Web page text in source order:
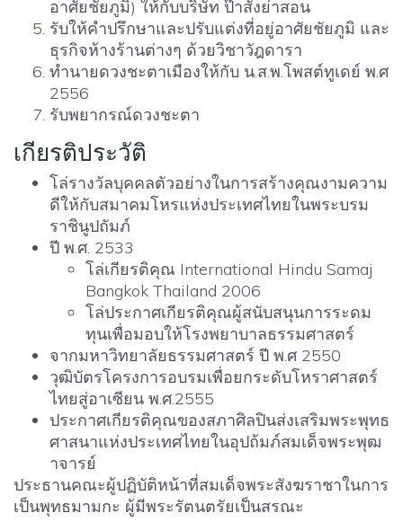
อาศัยชัยภูมิ) ให้กับบริษัท ป๊าสั่งย่าสอน
รับให้คำปรึกษาและปรับแต่งที่อยู่อาศัยชัยภูมิ และ
ธุรกิจห้างร้านต่างๆ ด้วยวิชาวัฎดารา
ทำนายดวงชะตาเมืองให้กับ น.ส.พ.โพสต์ทูเดย์ พ.ศ
2556
รับพยากรณ์ดวงชะตา
เกียรติประวัติ
โล่รางวัลบุคคลตัวอย่างในการสร้างคุณงามความ
ดีให้กับสมาคมโหรแห่งประเทศไทยในพระบรม
ราชินูปถัมภ์
ปี พ.ศ. 2533
โล่เกียรติคุณ International Hindu Samaj
Bangkok Thailand 2006
โล่ประกาศเกียรติคุณผู้สนับสนุนการระดม
ทุนเพื่อมอบให้โรงพยาบาลธรรมศาสตร์
จากมหาวิทยาลัยธรรมศาสตร์ ปี พ.ศ 2550
วุฒิบัตรโครงการอบรมเพื่อยกระดับโหราศาสตร์
ไทยสู่อาเซียน พ.ศ.2555
ประกาศเกียรติคุณของสภาศิลปินส่งเสริมพระพุทธ
ศาสนาแห่งประเทศไทยในอุปถ้มภ์สมเด็จพระพุฒ
าจารย์
ประธานคณะผู้ปฏิบัติหน้าที่สมเด็จพระสังฆราชาในการ
เป็นพุทธมามกะ ผู้มีพระรัตนตรัยเป็นสรณะ